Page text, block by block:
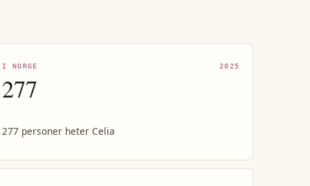
I NORGE 2025
277
277 personer heter Celia